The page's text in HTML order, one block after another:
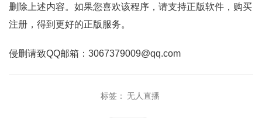
删除上述内容。如果您喜欢该程序，请支持正版软件，购买
注册，得到更好的正版服务。
侵删请致QQ邮箱：3067379009@qq.com
标签： 无人直播